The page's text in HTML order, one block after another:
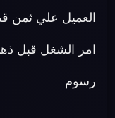
العميل علي ثمن
امر الشغل قبل
رسوم